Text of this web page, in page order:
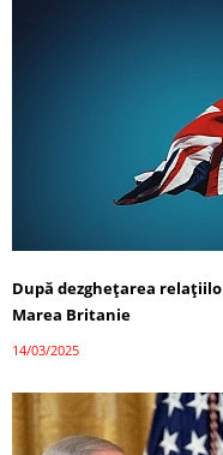
După dezghețarea
Marea Britanie
14/03/2025